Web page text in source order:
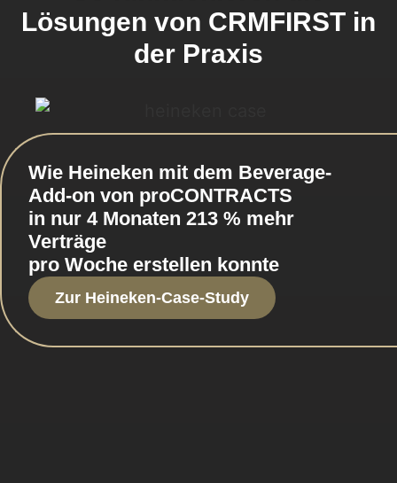
Lösungen von CRMFIRST in
der Praxis
Wie Heineken mit dem Beverage-
Add-on von proCONTRACTS
in nur 4 Monaten 213 % mehr
Verträge
pro Woche erstellen konnte
Zur Heineken-Case-Study